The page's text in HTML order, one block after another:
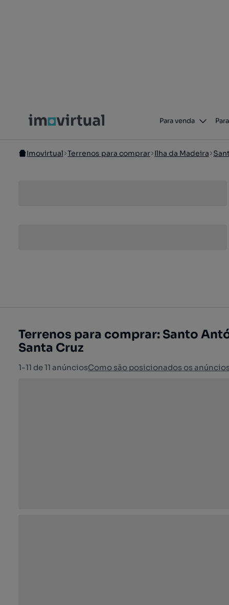
Para venda
Imovirtual Terrenos para comprar Ilha da Madeira
Terrenos para comprar: Santo
Santa Cruz
1-11 de 11 anúnciosComo são posicionados os